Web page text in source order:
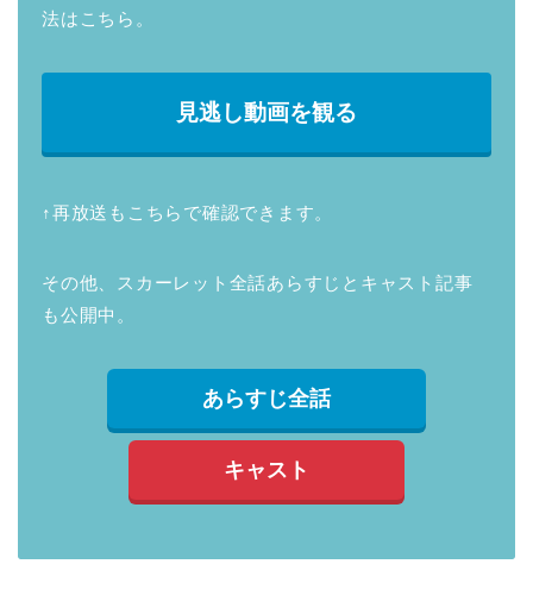
法はこちら。
見逃し動画を観る
↑再放送もこちらで確認できます。
その他、スカーレット全話あらすじとキャスト記事
も公開中。
あらすじ全話
キャスト